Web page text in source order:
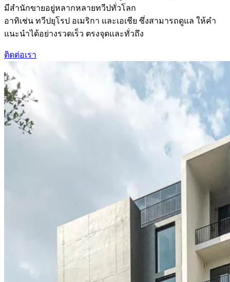
มีสำนักขายอยู่หลากหลายทวีปทั่วโลก
อาทิเช่น ทวีปยุโรป อเมริกา และเอเชีย ซึ่งสามารถดูแล ให้คำ
แนะนำได้อย่างรวดเร็ว ตรงจุดและทั่วถึง
ติดต่อเรา